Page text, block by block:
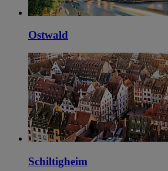
Ostwald
Schiltigheim